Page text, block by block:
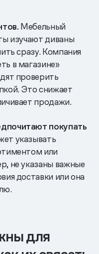
Мебельный
изучают диваны
сразу. Компания
в магазине»
проверить
Это снижает
продажи.
покупать
указывать
или
не указаны важные
доставки или она
для